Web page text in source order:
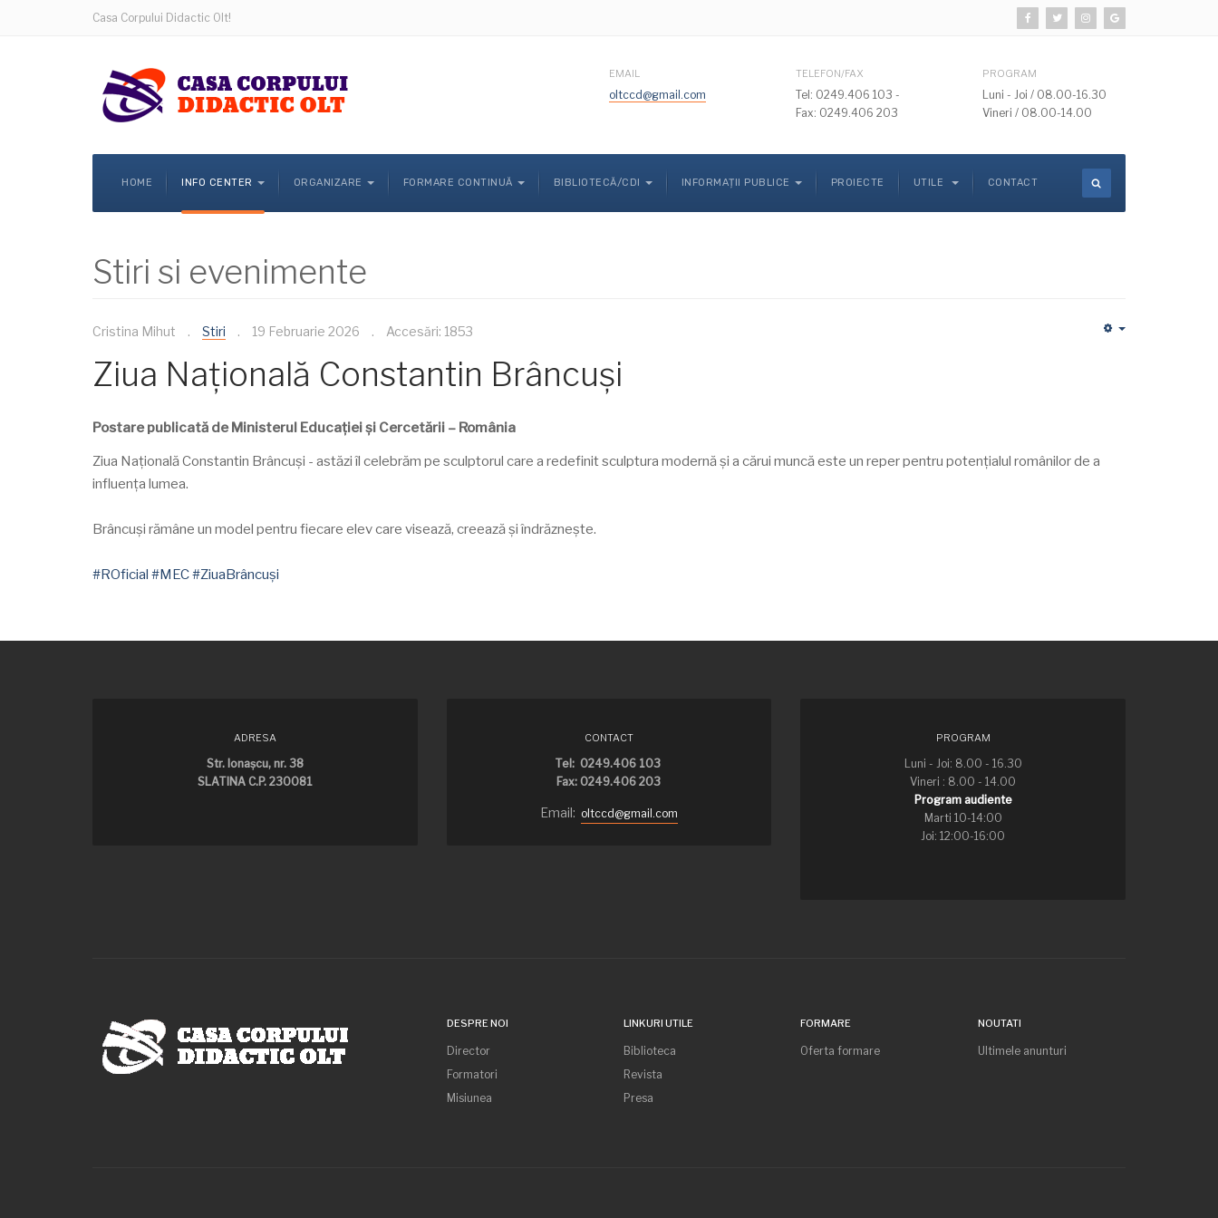
Casa Corpului Didactic Olt!
EMAIL
oltccd@gmail.com
TELEFON/FAX
Tel: 0249.406 103 -
Fax: 0249.406 203
PROGRAM
Luni - Joi / 08.00-16.30
Vineri / 08.00-14.00
HOME INFO CENTER ORGANIZARE FORMARE CONTINUĂ BIBLIOTECĂ/CDI INFORMAȚII PUBLICE PROIECTE UTILE CONTACT
Stiri si evenimente
Cristina Mihut Stiri 19 Februarie 2026 Accesări: 1853
Ziua Națională Constantin Brâncuși
Postare publicată de Ministerul Educației și Cercetării – România
Ziua Națională Constantin Brâncuși - astăzi îl celebrăm pe sculptorul care a redefinit sculptura modernă și a cărui muncă este un reper pentru potențialul românilor de a
influența lumea.
Brâncuși rămâne un model pentru fiecare elev care visează, creează și îndrăznește.
#ROficial #MEC#ZiuaBrâncuși
ADRESA
Str. Ionaşcu, nr. 38
SLATINA C.P. 230081
CONTACT
Tel: 0249.406 103
Fax: 0249.406 203
Email: oltccd@gmail.com
PROGRAM
Luni - Joi: 8.00 - 16.30
Vineri : 8.00 - 14.00
Program audiente
Marti 10-14:00
Joi: 12:00-16:00
DESPRE NOI
Director
Formatori
Misiunea
LINKURI UTILE
Biblioteca
Revista
Presa
FORMARE
Oferta formare
NOUTATI
Ultimele anunturi